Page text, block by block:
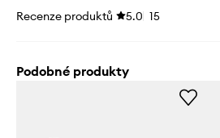
Recenze produktů 5.0 15
Podobné produkty